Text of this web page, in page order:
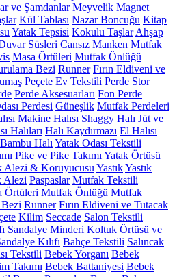
ve Şamdanlar Meyvelik Magnet
Kül Tablası Nazar Boncuğu Kitap
Yatak Tepsisi Kokulu Taşlar Ahşap
Süsleri Cansız Manken Mutfak
Masa Örtüleri Mutfak Önlüğü
Bezi Runner Fırın Eldiveni ve
Peçete Ev Tekstili Perde Stor
Perde Aksesuarları Fon Perde
Perdesi Güneşlik Mutfak Perdeleri
Makine Halısı Shaggy Halı Jüt ve
Halıları Halı Kaydırmazı El Halısı
Bambu Halı Yatak Odası Tekstili
Pike ve Pike Takımı Yatak Örtüsü
Alezi & Koruyucusu YastıkYastık
Alezi Paspaslar Mutfak Tekstili
Örtüleri Mutfak Önlüğü Mutfak
Runner Fırın Eldiveni ve Tutacak
Kilim Seccade Salon Tekstili
Sandalye Minderi Koltuk Örtüsü ve
Kılıfı Bahçe Tekstili Salıncak
Tekstili Bebek Yorganı Bebek
Takımı Bebek Battaniyesi Bebek